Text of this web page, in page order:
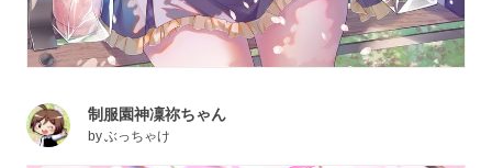
制服園神凜祢ちゃん
byぶっちゃけ